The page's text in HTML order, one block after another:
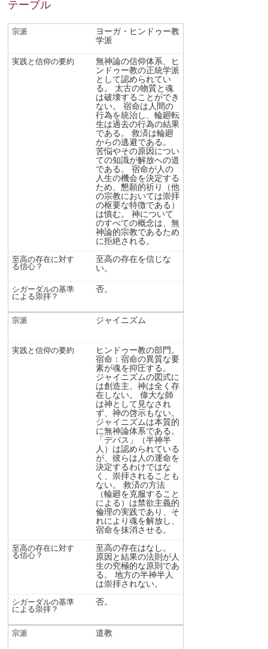
テーブル
ヨーガ・ヒンドゥー教
学派
無神論の信仰体系、ヒ
ンドゥー教の正統学派
として認められてい
る。 太古の物質と魂
は破壊することができ
ない。 宿命は人間の
行為を統治し、輪廻転
生は過去の行為の結果
である。 救済は輪廻
からの逃避である。
苦悩やその原因につい
ての知識が解放への道
である。 宿命が人の
人生の機会を決定する
ため、懇願的祈り（他
の宗教においては崇拝
の枢要な特徴である）
は慎む。 神について
のすべての概念は、無
神論的宗教であるため
に拒絶される。
至高の存在を信じな
い。
否。
ジャイニズム
ヒンドゥー教の部門。
宿命：宿命の異質な要
素が魂を抑圧する。
ジャイニズムの図式に
は創造主、神は全く存
在しない。 偉大な師
は神として見なされ
ず、神の啓示もない。
ジャイニズムは本質的
に無神論体系である。
「デバス」（半神半
人）は認められている
が、彼らは人の運命を
決定するわけではな
く、崇拝されることも
ない。 救済の方法
（輪廻を克服すること
による）は禁欲主義的
倫理の実践であり、そ
れにより魂を解放し、
宿命を抹消させる。
至高の存在はなし。
原因と結果の法則が人
生の究極的な原則であ
る。 地方の半神半人
は崇拝されない。
否。
道教